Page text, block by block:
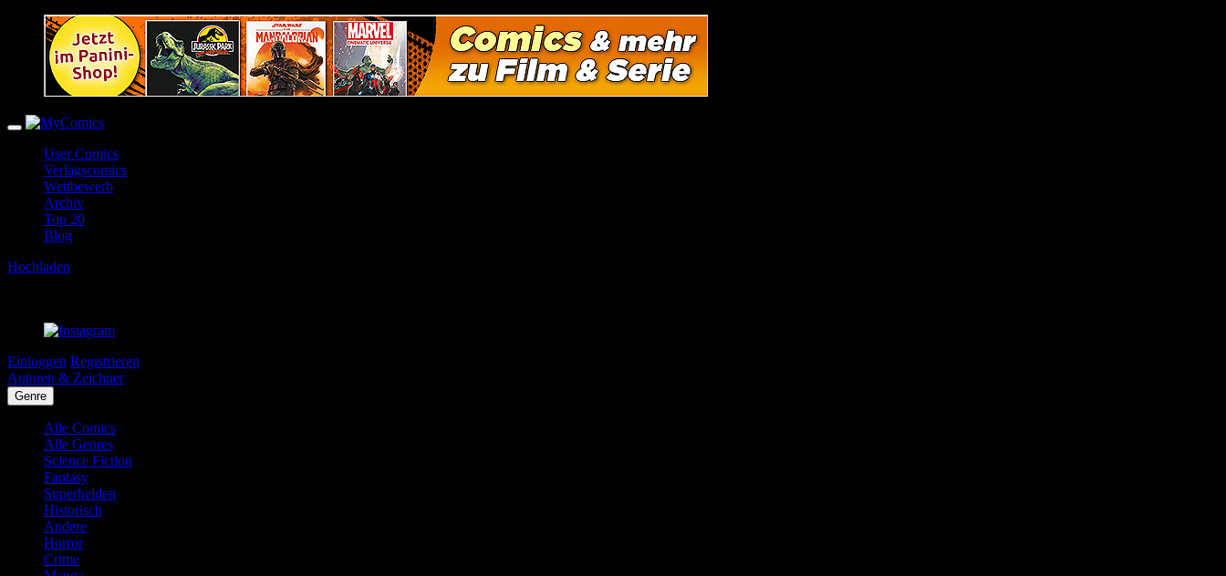
User Comics
Verlagscomics
Wettbewerb
Archiv
Top 20
Blog
Hochladen
Einloggen Registrieren
Autoren & Zeichner
Genre
Alle Comics
Alle Genres
Science Fiction
Fantasy
Superhelden
Historisch
Andere
Horror
Crime